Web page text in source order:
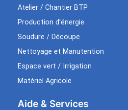
Atelier / Chantier BTP
Production d’énergie
Soudure / Découpe
Nettoyage et Manutention
Espace vert / Irrigation
Matériel Agricole
Aide & Services​